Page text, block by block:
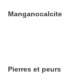
Manganocalcite
Pierres et peurs